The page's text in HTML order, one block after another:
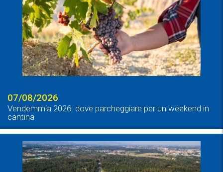
07/08/2026
Vendemmia 2026: dove parcheggiare per un weekend in
cantina